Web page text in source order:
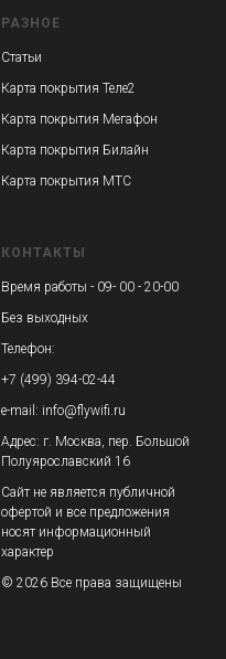
РАЗНОЕ
Статьи
Карта покрытия Теле2
Карта покрытия Мегафон
Карта покрытия Билайн
Карта покрытия МТС
КОНТАКТЫ
Время работы - 09- 00 - 20-00
Без выходных
Телефон:
+7 (499) 394-02-44
e-mail: info@flywifi.ru
Адрес: г. Москва, пер. Большой
Полуярославский 16
Сайт не является публичной
офертой и все предложения
носят информационный
характер
© 2026 Все права защищены